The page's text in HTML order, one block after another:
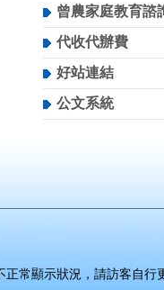
曾農家庭教育諮
代收代辦費
好站連結
公文系統
常顯示狀況，請訪客自行